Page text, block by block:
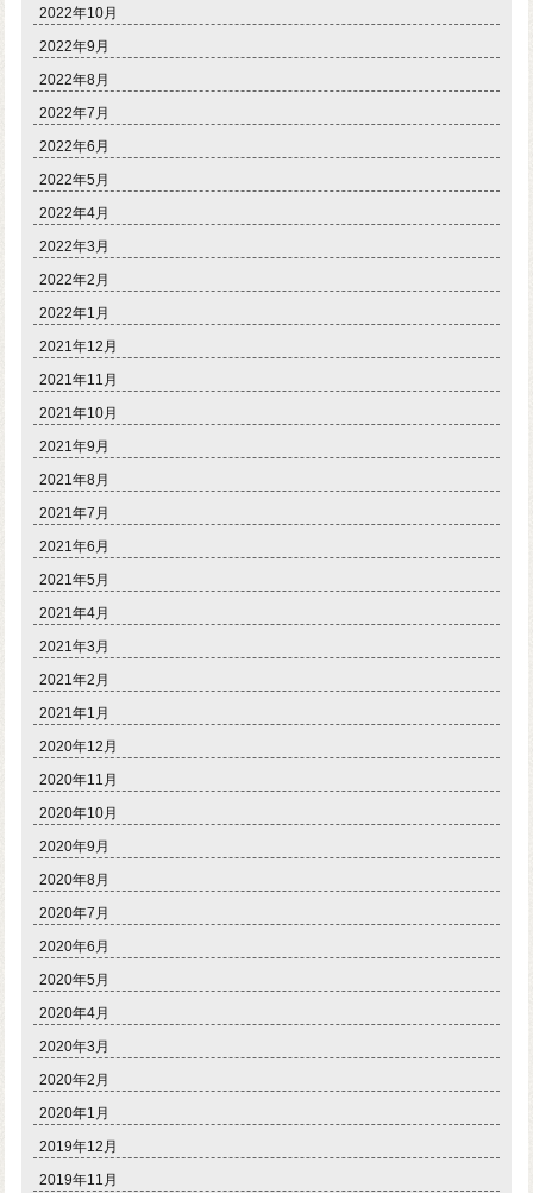
2022年10月
2022年9月
2022年8月
2022年7月
2022年6月
2022年5月
2022年4月
2022年3月
2022年2月
2022年1月
2021年12月
2021年11月
2021年10月
2021年9月
2021年8月
2021年7月
2021年6月
2021年5月
2021年4月
2021年3月
2021年2月
2021年1月
2020年12月
2020年11月
2020年10月
2020年9月
2020年8月
2020年7月
2020年6月
2020年5月
2020年4月
2020年3月
2020年2月
2020年1月
2019年12月
2019年11月